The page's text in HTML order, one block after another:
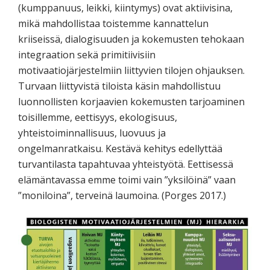
(kumppanuus, leikki, kiintymys) ovat aktiivisina,
mikä mahdollistaa toistemme kannattelun
kriiseissä, dialogisuuden ja kokemusten tehokaan
integraation sekä primitiivisiin
motivaatiojärjestelmiin liittyvien tilojen ohjauksen.
Turvaan liittyvistä tiloista käsin mahdollistuu
luonnollisten korjaavien kokemusten tarjoaminen
toisillemme, eettisyys, ekologisuus,
yhteistoiminnallisuus, luovuus ja
ongelmanratkaisu. Kestävä kehitys edellyttää
turvantilasta tapahtuvaa yhteistyötä. Eettisessä
elämäntavassa emme toimi vain ”yksilöinä” vaan
”moniloina”, terveinä laumoina. (Porges 2017.)